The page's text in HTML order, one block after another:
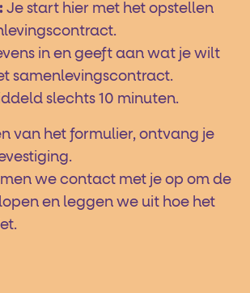
Je start hier met het opstellen
in en geeft aan wat je wilt
samenlevingscontract.
slechts 10 minuten.
van het formulier, ontvang je
we contact met je op om de
en leggen we uit hoe het